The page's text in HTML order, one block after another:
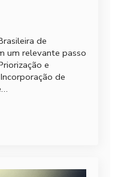
de
um relevante passo
e
de